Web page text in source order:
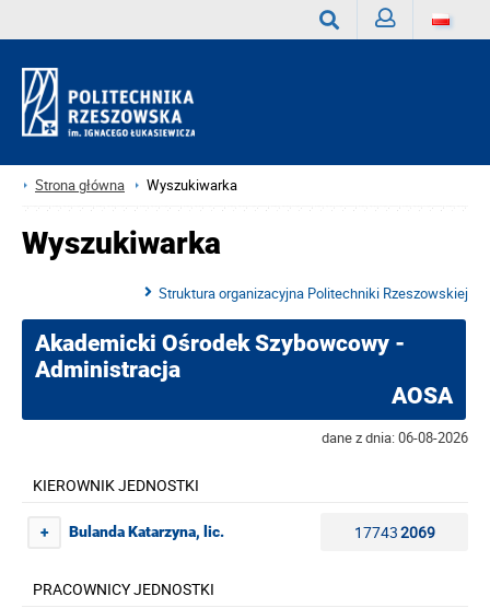
Strona główna Wyszukiwarka
Wyszukiwarka
Struktura organizacyjna Politechniki Rzeszowskiej
Akademicki Ośrodek Szybowcowy -
Administracja
AOSA
dane z dnia: 06-08-2026
KIEROWNIK JEDNOSTKI
+ Bulanda Katarzyna, lic. 177432069
PRACOWNICY JEDNOSTKI